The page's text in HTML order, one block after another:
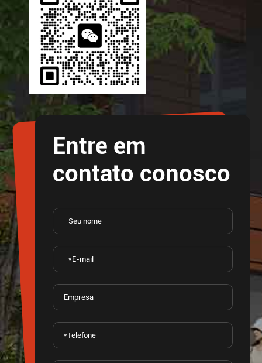
Entre em
contato conosco